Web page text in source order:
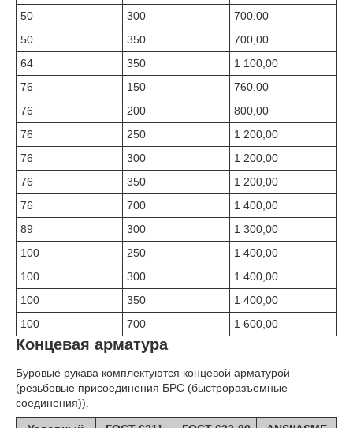
50
300
700,00
50
350
700,00
64
350
1 100,00
76
150
760,00
76
200
800,00
76
250
1 200,00
76
300
1 200,00
76
350
1 200,00
76
700
1 400,00
89
300
1 300,00
100
250
1 400,00
100
300
1 400,00
100
350
1 400,00
100
700 1 600,00
Концевая арматура
Буровые рукава комплектуются концевой арматурой
(резьбовые присоединения БРС (быстроразъемные
соединения)).